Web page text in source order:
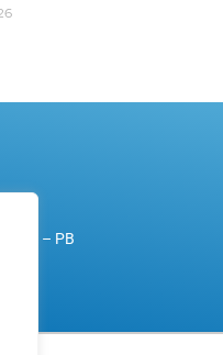
– PB